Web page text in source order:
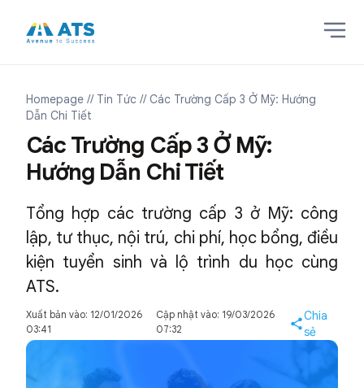
Homepage // Tin Tức // Các Trường Cấp 3 Ở Mỹ: Hướng
Dẫn Chi Tiết
Các Trường Cấp 3 Ở Mỹ:
Hướng Dẫn Chi Tiết
Tổng hợp các trường cấp 3 ở Mỹ: công
lập, tư thục, nội trú, chi phí, học bổng, điều
kiện tuyển sinh và lộ trình du học cùng
ATS.
Xuất bản vào: 12/01/2026
03:41
Cập nhật vào: 19/03/2026
07:32
Chia
sẻ